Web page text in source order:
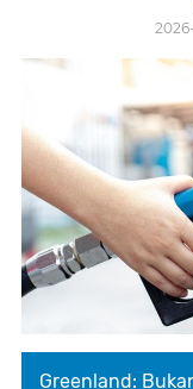
2026-
Greenland: